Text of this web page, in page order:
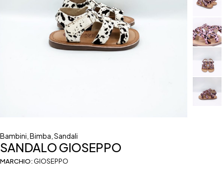
Bambini Bimba Sandali
SANDALO GIOSEPPO
MARCHIO: GIOSEPPO